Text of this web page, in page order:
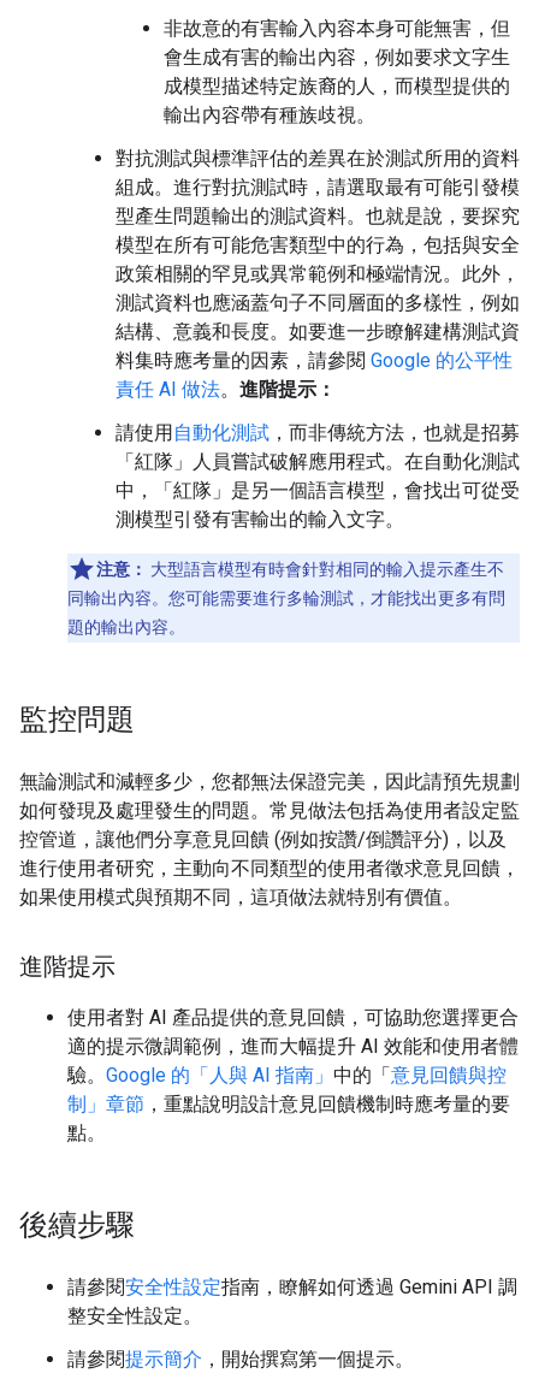
非故意的有害輸入內容本身可能無害，但
會生成有害的輸出內容，例如要求文字生
成模型描述特定族裔的人，而模型提供的
輸出內容帶有種族歧視。
對抗測試與標準評估的差異在於測試所用的資料
組成。進行對抗測試時，請選取最有可能引發模
型產生問題輸出的測試資料。也就是說，要探究
模型在所有可能危害類型中的行為，包括與安全
政策相關的罕見或異常範例和極端情況。此外，
測試資料也應涵蓋句子不同層面的多樣性，例如
結構、意義和長度。如要進一步瞭解建構測試資
料集時應考量的因素，請參閱 Google 的公平性
責任 AI 做法。 進階提示：
請使用 自動化測試 ，而非傳統方法，也就是招募
「紅隊」人員嘗試破解應用程式。在自動化測試
中，「紅隊」是另一個語言模型，會找出可從受
測模型引發有害輸出的輸入文字。
注意： 大型語言模型有時會針對相同的輸入提示產生不
同輸出內容。您可能需要進行多輪測試，才能找出更多有問
題的輸出內容。
監控問題
無論測試和減輕多少，您都無法保證完美，因此請預先規劃
如何發現及處理發生的問題。常見做法包括為使用者設定監
控管道，讓他們分享意見回饋 (例如按讚/倒讚評分)，以及
進行使用者研究，主動向不同類型的使用者徵求意見回饋，
如果使用模式與預期不同，這項做法就特別有價值。
進階提示
使用者對 AI 產品提供的意見回饋，可協助您選擇更合
適的提示微調範例，進而大幅提升 AI 效能和使用者體
驗。 Google 的「人與 AI 指南」 中的「 意見回饋與控
制」章節 ，重點說明設計意見回饋機制時應考量的要
點。
後續步驟
請參閱安全性設定指南，瞭解如何透過 Gemini API 調
整安全性設定。
請參閱提示簡介 ，開始撰寫第一個提示。